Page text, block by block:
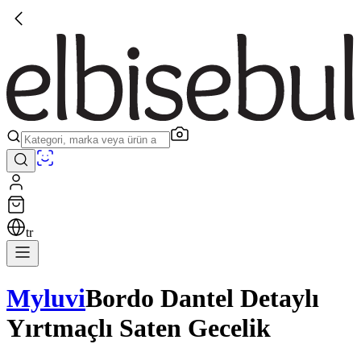
tr
MyluviBordo Dantel Detaylı
Yırtmaçlı Saten Gecelik